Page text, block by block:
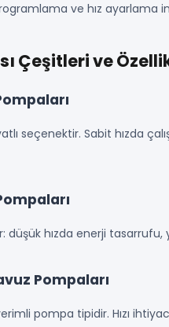
ve hız ayarlama
Çeşitleri ve
seçenektir. Sabit hızda
düşük hızda enerji
Pompaları
pompa tipidir. Hızı